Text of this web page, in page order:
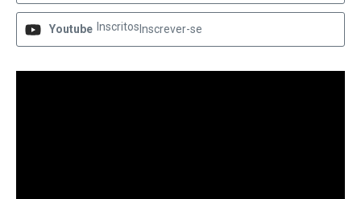
Youtube Inscritos Inscrever-se